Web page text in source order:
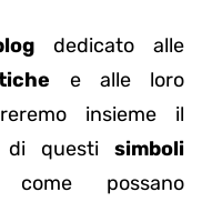
dedicato alle
e alle loro
insieme il
di questi simboli
possano